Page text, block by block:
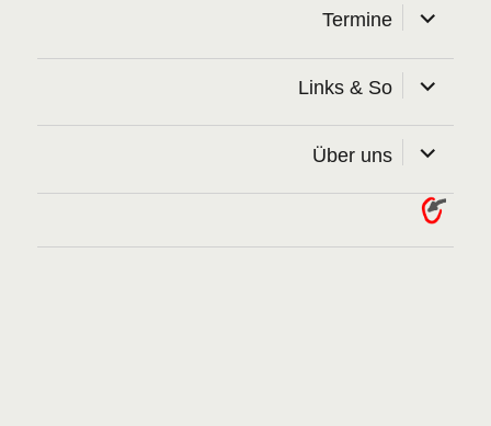
Termine öffnen
Links & So öffnen
Über uns öffnen